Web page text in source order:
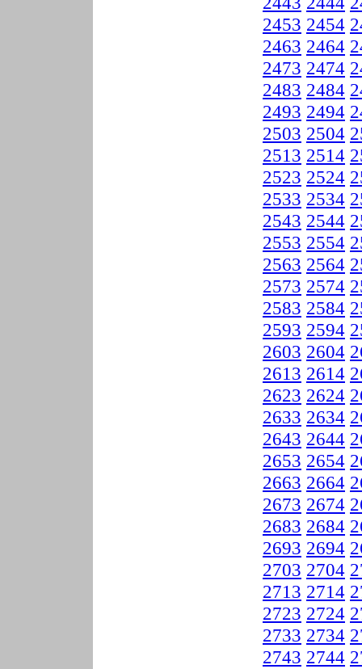
2453 2454
2463 2464
2473 2474
2483 2484
2493 2494
2503 2504
2513 2514
2523 2524
2533 2534
2543 2544
2553 2554
2563 2564
2573 2574
2583 2584
2593 2594
2603 2604
2613 2614
2623 2624
2633 2634
2643 2644
2653 2654
2663 2664
2673 2674
2683 2684
2693 2694
2703 2704
2713 2714
2723 2724
2733 2734
2743 2744